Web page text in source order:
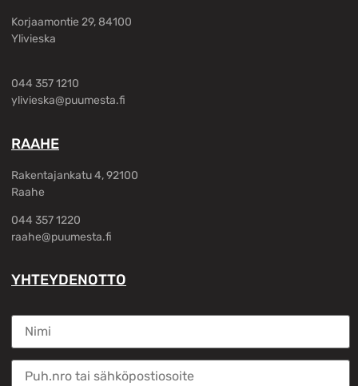
Korjaamontie 29, 84100
Ylivieska
044 357 1210
ylivieska@puumesta.fi
RAAHE
Rakentajankatu 4, 92100
Raahe
044 357 1220
raahe@puumesta.fi
YHTEYDENOTTO